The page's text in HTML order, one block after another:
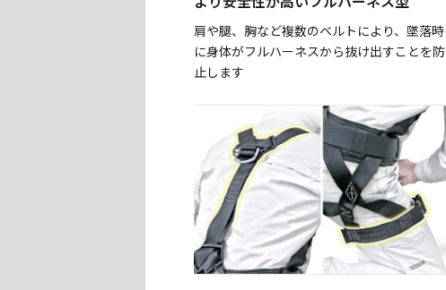
肩や腿、胸など複数のベルトにより、墜落時
に身体がフルハーネスから抜け出すことを防
止します